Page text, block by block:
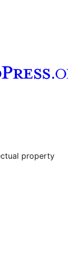
property